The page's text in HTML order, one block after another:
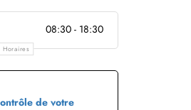
lissage ultra rapide
Profiterà -50%
08:30 - 18:30
Horaires
de votre